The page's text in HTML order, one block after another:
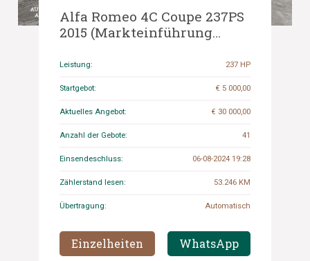
Alfa Romeo 4C Coupe 237PS
2015 (Markteinführung
Leistung: 237 HP
Startgebot: € 5 000,00
Aktuelles Angebot: € 30 000,00
Anzahl der Gebote: 41
Einsendeschluss: 06-08-2024 19:28
Zählerstand lesen: 53.246 KM
Übertragung: Automatisch
Einzelheiten WhatsApp